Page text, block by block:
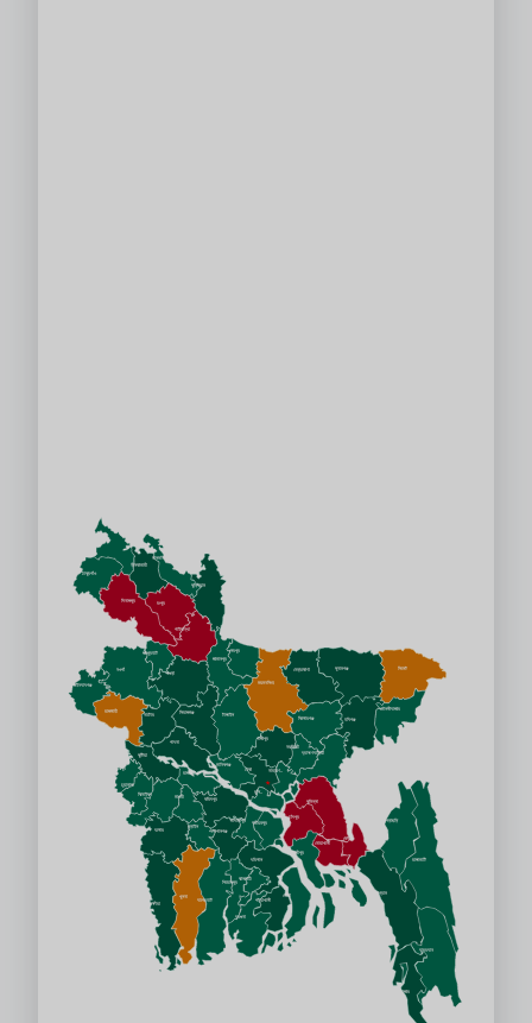
রাজশাহী
নীলফামারী
পঞ্চগড়
ঠাকুরগাঁও
লালমনিরহাট
দিনাজপুর রংপুর
কুড়িগ্রাম
গাইবান্ধা
জয়পুরহাট
নওগাঁ
চাঁপাইনবাবগঞ্জ
বগুড়া
নাটোর সিরাজগঞ্জ
পাবনা
জামালপুর
টাঙ্গাইল
মানিকগঞ্জ
ঢাকা
ফরিদপুর
গোপালগঞ্জ
রাজবাড়ী
শরীয়তপুর
মাদারীপুর
গাজীপুর
শেরপুর
ময়মনসিংহ
কিশোরগঞ্জ
নেত্রকোণা
নরসিংদী
নারায়ণ..
মুন্সি..
সুনামগঞ্জ সিলেট
হবিগঞ্জ
মৌলভীবাজার
ব্রাহ্মণবাড়িয়া
কুমিল্লা
চাঁদপুর
লক্ষ্মীপুর
নোয়াখালী
ফেনী
চট্টগ্রাম
খাগড়াছড়ি
বান্দরবান
রাঙ্গামাটি
কক্সবাজার
পিরোজপুর
ঝালকাঠি
বরিশাল
বরগুনা
পটুয়াখালী
ভোলা
কুষ্টিয়া
মেহেরপুর
চুয়াডাঙ্গা
ঝিনাইদহ মাগুরা
যশোর নড়াইল
সাতক্ষীরা
খুলনা বাগেরহাট